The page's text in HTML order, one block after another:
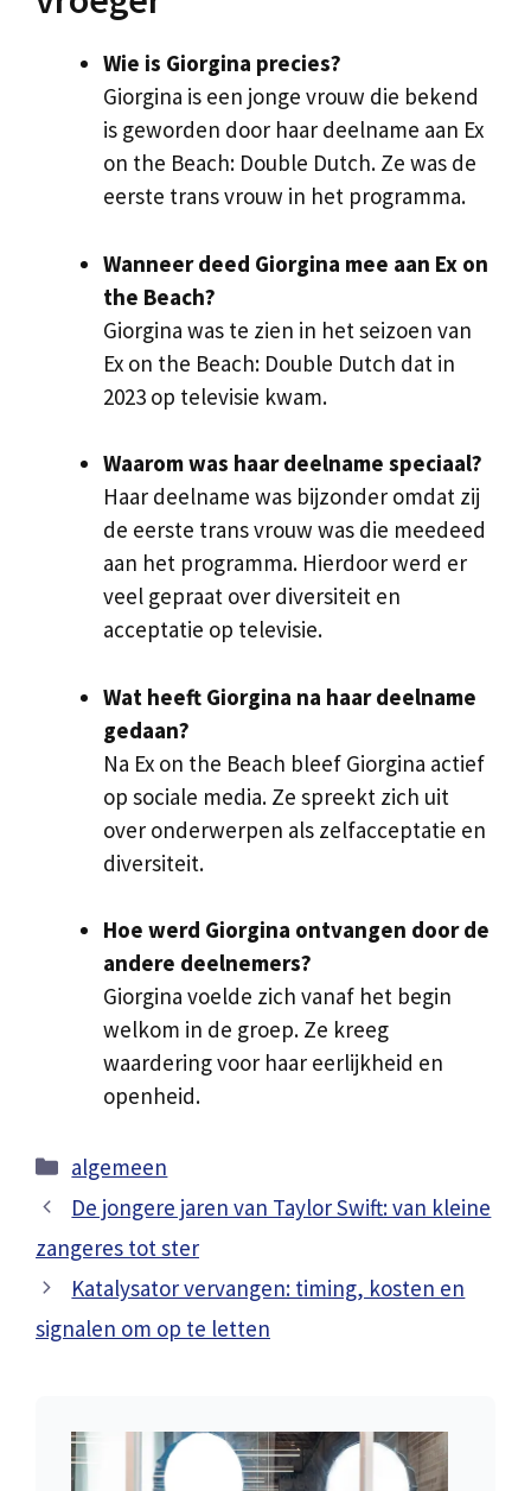
Wie is Giorgina precies?
Giorgina is een jonge vrouw die bekend
is geworden door haar deelname aan Ex
on the Beach: Double Dutch. Ze was de
eerste trans vrouw in het programma.
Wanneer deed Giorgina mee aan Ex on
the Beach?
Giorgina was te zien in het seizoen van
Ex on the Beach: Double Dutch dat in
2023 op televisie kwam.
Waarom was haar deelname speciaal?
Haar deelname was bijzonder omdat zij
de eerste trans vrouw was die meedeed
aan het programma. Hierdoor werd er
veel gepraat over diversiteit en
acceptatie op televisie.
Wat heeft Giorgina na haar deelname
gedaan?
Na Ex on the Beach bleef Giorgina actief
op sociale media. Ze spreekt zich uit
over onderwerpen als zelfacceptatie en
diversiteit.
Hoe werd Giorgina ontvangen door de
andere deelnemers?
Giorgina voelde zich vanaf het begin
welkom in de groep. Ze kreeg
waardering voor haar eerlijkheid en
openheid.
Categorieën
algemeen
De jongere jaren van Taylor Swift: van kleine
zangeres tot ster
Katalysator vervangen: timing, kosten en
signalen om op te letten